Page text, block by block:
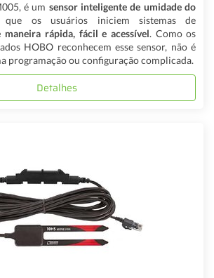
é um sensor inteligente de umidade do
os usuários iniciem sistemas de
rápida, fácil e acessível. Como os
HOBO reconhecem esse sensor, não é
programação ou configuração complicada.
Detalhes